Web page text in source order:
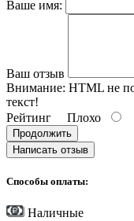
Ваше имя:
Ваш отзыв
Внимание: HTML не
текст!
Рейтинг Плохо
Продолжить
Написать отзыв
Способы оплаты:
Наличные